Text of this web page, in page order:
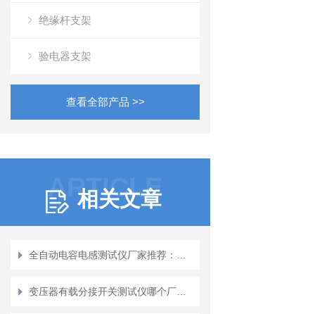
绝缘杆支架
验电器支架
查看全部产品 >>
ARTICLE
相关文章